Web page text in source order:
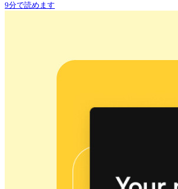
9分で読めます